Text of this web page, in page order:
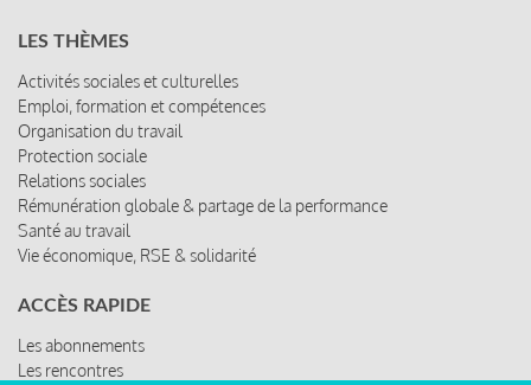
LES THÈMES
Activités sociales et culturelles
Emploi, formation et compétences
Organisation du travail
Protection sociale
Relations sociales
Rémunération globale & partage de la performance
Santé au travail
Vie économique, RSE & solidarité
ACCÈS RAPIDE
Les abonnements
Les rencontres